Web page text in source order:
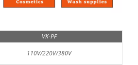
VK-PF
110V/220V/380V